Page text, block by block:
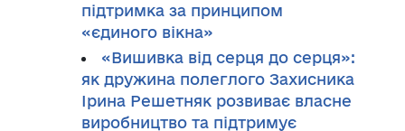
підтримка за принципом
«єдиного вікна»
«Вишивка від серця до серця»:
як дружина полеглого Захисника
Ірина Решетняк розвиває власне
виробництво та підтримує